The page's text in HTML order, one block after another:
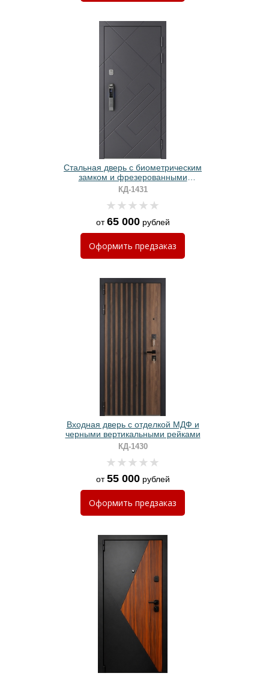
Стальная дверь с биометрическим
замком и фрезерованными
плитами МДФ графит
КД-1431
от65 000рублей
Оформить предзаказ
Входная дверь с отделкой МДФ и
черными вертикальными рейками
КД-1430
от55 000рублей
Оформить предзаказ